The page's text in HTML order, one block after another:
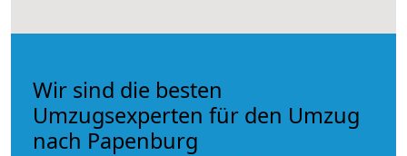
Wir sind die besten
Umzugsexperten für den Umzug
nach Papenburg